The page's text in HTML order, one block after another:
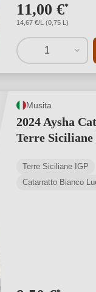
11,00 €*
14,67 €/L (0,75 L)
1
Musita
2024 Aysha
Terre
Terre Siciliane IGP
Catarratto Bianco